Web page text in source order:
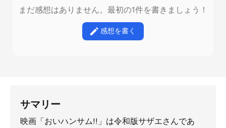
まだ感想はありません。最初の1件を書きましょう！
感想を書く
サマリー
映画「おいハンサム!!」は令和版サザエさんであ